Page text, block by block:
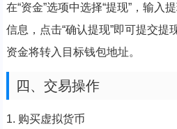
在“资金”选项中选择“提现”，输入
信息，点击“确认提现”即可提交提
资金将转入目标钱包地址。
四、交易操作
1. 购买虚拟货币